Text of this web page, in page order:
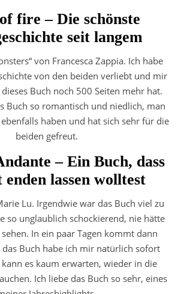
fire – Die schönste
seit langem
von Francesca Zappia. Ich habe
von den beiden verliebt und mir
Buch noch 500 Seiten mehr hat.
Buch so romantisch und niedlich, man
haben und hat sich sehr für die
beiden gefreut.
– Ein Buch, dass
enden lassen wolltest
Lu. Irgendwie war das Buch viel zu
so unglaublich schockierend, nie hätte
In ein paar Tagen kommt dann
das Buch habe ich mir natürlich sofort
es kaum erwarten, wieder in die
Ich liebe das Buch so sehr, eines